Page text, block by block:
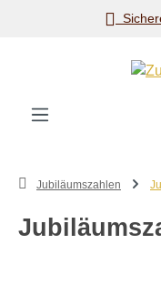
Zum Hauptinhalt
Jubiläumszahlen